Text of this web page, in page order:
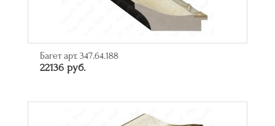
Багет арт. 347.64.188
22136 руб.